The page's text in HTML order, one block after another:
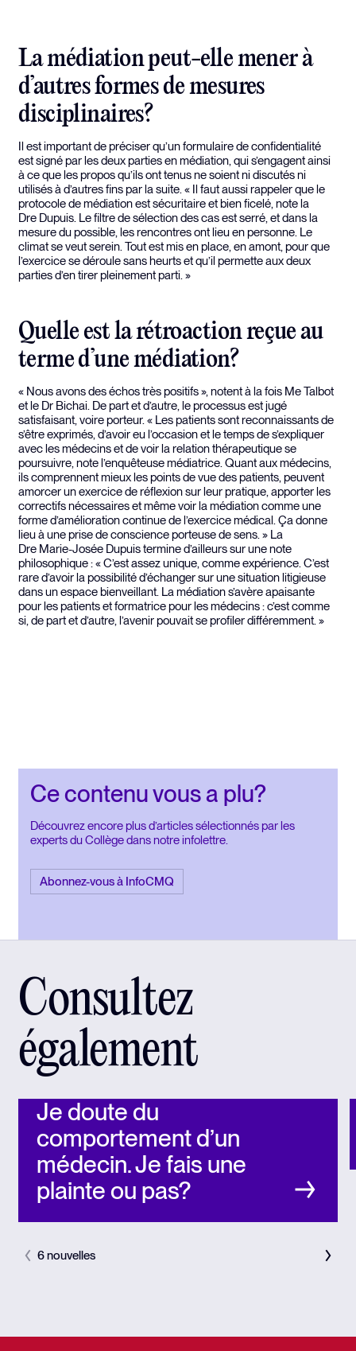
La médiation peut-elle mener à
d’autres formes de mesures
disciplinaires?
Il est important de préciser qu’un formulaire de confidentialité
est signé par les deux parties en médiation, qui s’engagent ainsi
à ce que les propos qu’ils ont tenus ne soient ni discutés ni
utilisés à d’autres fins par la suite. « Il faut aussi rappeler que le
protocole de médiation est sécuritaire et bien ficelé, note la
Dre Dupuis. Le filtre de sélection des cas est serré, et dans la
mesure du possible, les rencontres ont lieu en personne. Le
climat se veut serein. Tout est mis en place, en amont, pour que
l’exercice se déroule sans heurts et qu’il permette aux deux
parties d’en tirer pleinement parti. »
Quelle est la rétroaction reçue au
terme d’une médiation?
« Nous avons des échos très positifs », notent à la fois Me Talbot
et le Dr Bichai. De part et d’autre, le processus est jugé
satisfaisant, voire porteur. « Les patients sont reconnaissants de
s’être exprimés, d’avoir eu l’occasion et le temps de s’expliquer
avec les médecins et de voir la relation thérapeutique se
poursuivre, note l’enquêteuse médiatrice. Quant aux médecins,
ils comprennent mieux les points de vue des patients, peuvent
amorcer un exercice de réflexion sur leur pratique, apporter les
correctifs nécessaires et même voir la médiation comme une
forme d’amélioration continue de l’exercice médical. Ça donne
lieu à une prise de conscience porteuse de sens. » La
Dre Marie-Josée Dupuis termine d’ailleurs sur une note
philosophique : « C’est assez unique, comme expérience. C’est
rare d’avoir la possibilité d’échanger sur une situation litigieuse
dans un espace bienveillant. La médiation s’avère apaisante
pour les patients et formatrice pour les médecins : c’est comme
si, de part et d’autre, l’avenir pouvait se profiler différemment. »
Ce contenu vous a plu?
Découvrez encore plus d’articles sélectionnés par les
experts du Collège dans notre infolettre.
Abonnez-vous à InfoCMQ
Consultez
également
Je doute du
comportement d’un
médecin. Je fais une
plainte ou pas?
6 nouvelles